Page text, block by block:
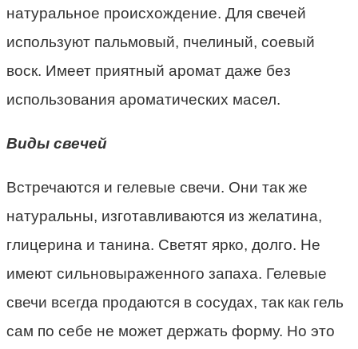
натуральное происхождение. Для свечей
используют пальмовый, пчелиный, соевый
воск. Имеет приятный аромат даже без
использования ароматических масел.
Виды свечей
Встречаются и гелевые свечи. Они так же
натуральны, изготавливаются из желатина,
глицерина и танина. Светят ярко, долго. Не
имеют сильновыраженного запаха. Гелевые
свечи всегда продаются в сосудах, так как гель
сам по себе не может держать форму. Но это